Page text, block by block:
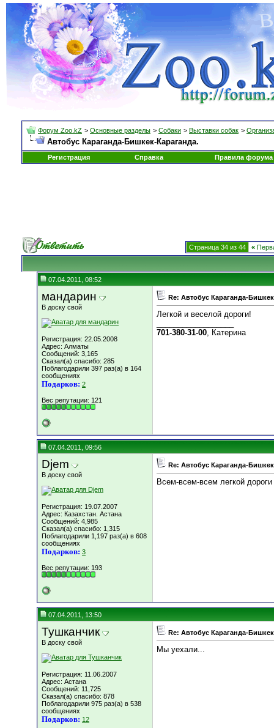
Форум Zoo.kZ > Основные разделы > Собаки > Выставки собак >
Автобус Караганда-Бишкек-Караганда.
Регистрация Справка Правила форума
Страница 34 из 44 «
07.04.2011, 08:52
мандарин
В доску свой
Регистрация: 22.05.2008
Адрес: Алматы
Сообщений: 3,165
Сказал(а) спасибо: 285
Поблагодарили 397 раз(а) в 164
сообщениях
Подарков: 2
Вес репутации: 121
Re: Автобус Караганда-
Легкой и веселой дороги!
701-380-31-00, Катерина
07.04.2011, 09:56
Djem
В доску свой
Регистрация: 19.07.2007
Адрес: Казахстан. Астана
Сообщений: 4,985
Сказал(а) спасибо: 1,315
Поблагодарили 1,197 раз(а) в 608
сообщениях
Подарков: 3
Вес репутации: 193
Re: Автобус Караганда-
Всем-всем-всем легкой
07.04.2011, 13:50
Тушканчик
В доску свой
Регистрация: 11.06.2007
Адрес: Астана
Сообщений: 11,725
Сказал(а) спасибо: 878
Поблагодарили 975 раз(а) в 538
сообщениях
Подарков: 12
Re: Автобус Караганда-
Мы уехали...